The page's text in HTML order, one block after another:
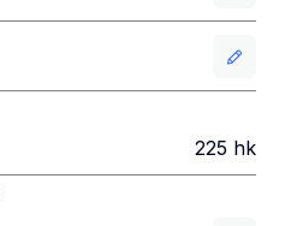
225 hk